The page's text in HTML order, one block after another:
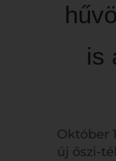
is
Október
új őszi-